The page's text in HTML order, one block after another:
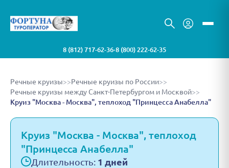
8 (812) 717-62-36•8 (800) 222-62-35
Речные круизы>>Речные круизы по России>>
Речные круизы между Санкт-Петербургом и Москвой>>
Круиз "Москва - Москва", теплоход "Принцесса Анабелла"
Круиз "Москва - Москва", теплоход
"Принцесса Анабелла"
Длительность: 1 дней